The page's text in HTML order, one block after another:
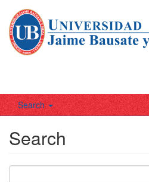
Search
Search